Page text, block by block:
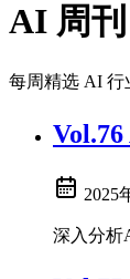
AI 周刊
每周精选 AI 行
2025
深入分析